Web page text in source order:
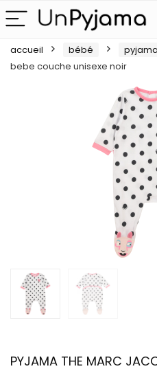
accueil bébé pyjama
bebe couche unisexe noir
PYJAMA THE MARC